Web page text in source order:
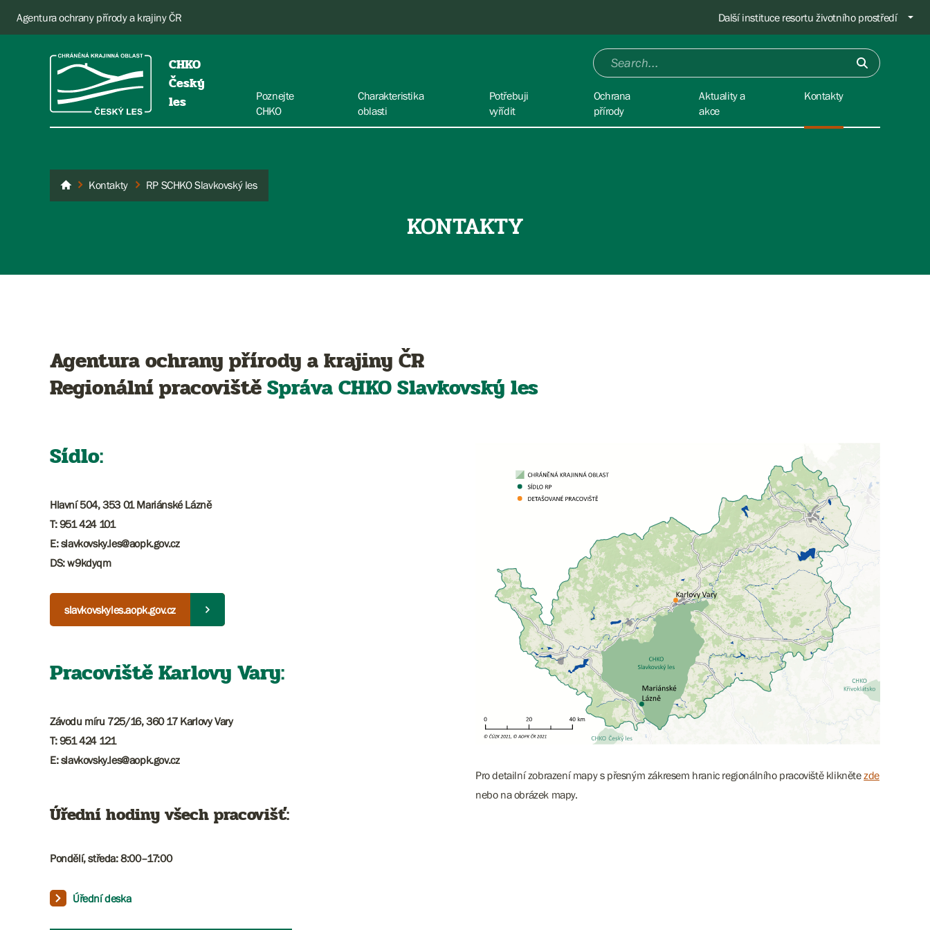
Agentura ochrany přírody a krajiny ČR Další instituce resortu životního prostředí
CHKO
Český
les
Poznejte
CHKO
Charakteristika
oblasti
Potřebuji
vyřídit
Ochrana
přírody
Aktuality a
akce
Kontakty
Český les
Kontakty RP SCHKO Slavkovský les
KONTAKTY
Agentura ochrany přírody a krajiny ČR
Regionální pracovištěSpráva CHKOSlavkovský les
Sídlo:
Hlavní 504, 353 01 Mariánské Lázně
T: 951 424 101
E: slavkovsky.les@aopk.gov.cz
DS: w9kdyqm
slavkovskyles.aopk.gov.cz
Pracoviště Karlovy Vary:
Závodu míru 725/16, 360 17 Karlovy Vary
T: 951 424 121
E: slavkovsky.les@aopk.gov.cz
Úřední hodiny všech pracovišť:
Pondělí, středa: 8:00–17:00
Úřední deska
Pro detailní zobrazení mapy s přesným zákresem hranic regionálního pracoviště kliknětezde
nebo na obrázek mapy.